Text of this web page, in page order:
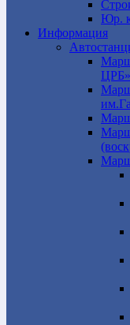
Юр.
Информация
ЦРБ»